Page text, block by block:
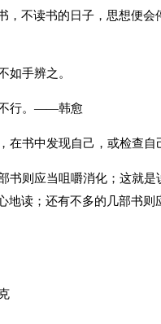
，不读书的日子，思想便会
如手辨之。
不行。——韩愈
在书中发现自己，或检查
书则应当咀嚼消化；这就是
读；还有不多的几部书则